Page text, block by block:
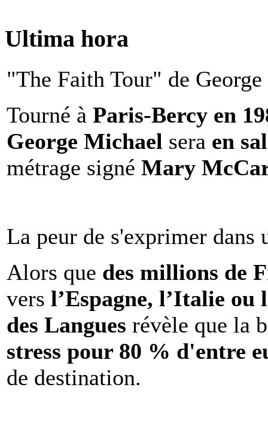
Ultima hora
"The Faith Tour" de
Tourné à Paris-Bercy en
George Michael sera en
métrage signé Mary
La peur de s'exprimer dans
Alors que des millions de
vers l’Espagne, l’Italie ou
des Langues révèle que la
stress pour 80 % d'entre
de destination.